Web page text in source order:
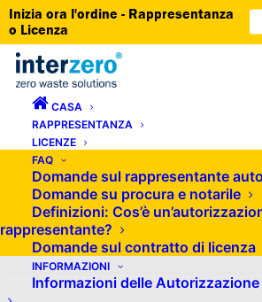
Inizia ora l'ordine - Rappresentanza
o Licenza
CASA
RAPPRESENTANZA
LICENZE
FAQ
Domande sul rappresentante
Domande su procura e notarile
Definizioni: Cos’è
rappresentante?
Domande sul contratto di licenza
INFORMAZIONI
Informazioni delle
Conformità EPR e
autorizzato in Croazia
Stai cercando un’azienda affidabile e